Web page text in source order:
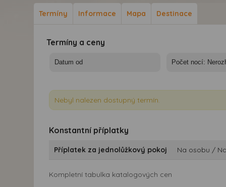
Mariánské Lázně -
Hotel Krakonoš
Mariánské Lázně -
Hotel Krakonoš
Termíny Informace Mapa Destinace
Termíny a ceny
Nebyl nalezen dostupný termín.
Konstantní příplatky
Příplatek za jednolůžkový pokoj Na osobu /
Kompletní tabulka katalogových cen